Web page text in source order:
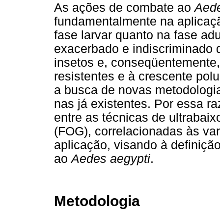
As ações de combate ao
fundamentalmente na
fase larvar quanto na fase
exacerbado e indiscriminado
insetos e,
resistentes e à crescente
a busca de novas
nas já existentes. Por essa
entre as técnicas de
(FOG), correlacionadas às
aplicação, visando à
aoAedes aegypti.
Metodologia